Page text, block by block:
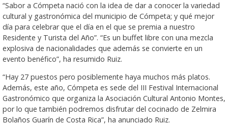
“Sabor a Cómpeta nació con la idea de dar a conocer la variedad
cultural y gastronómica del municipio de Cómpeta; y qué mejor
día para celebrar que el día en el que se premia a nuestro
Residente y Turista del Año”. “Es un buffet libre con una mezcla
explosiva de nacionalidades que además se convierte en un
evento benéfico”, ha resumido Ruiz.
“Hay 27 puestos pero posiblemente haya muchos más platos.
Además, este año, Cómpeta es sede del III Festival Internacional
Gastronómico que organiza la Asociación Cultural Antonio Montes,
por lo que también podremos disfrutar del cocinado de Zelmira
Bolaños Guarín de Costa Rica”, ha anunciado Ruiz.